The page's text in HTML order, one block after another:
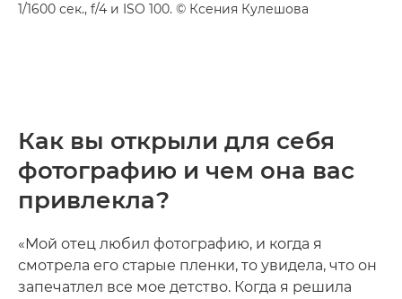
1/1600 сек., f/4 и ISO 100. © Ксения Кулешова
Как вы открыли для себя
фотографию и чем она вас
привлекла?
«Мой отец любил фотографию, и когда я
смотрела его старые пленки, то увидела, что он
запечатлел все мое детство. Когда я решила